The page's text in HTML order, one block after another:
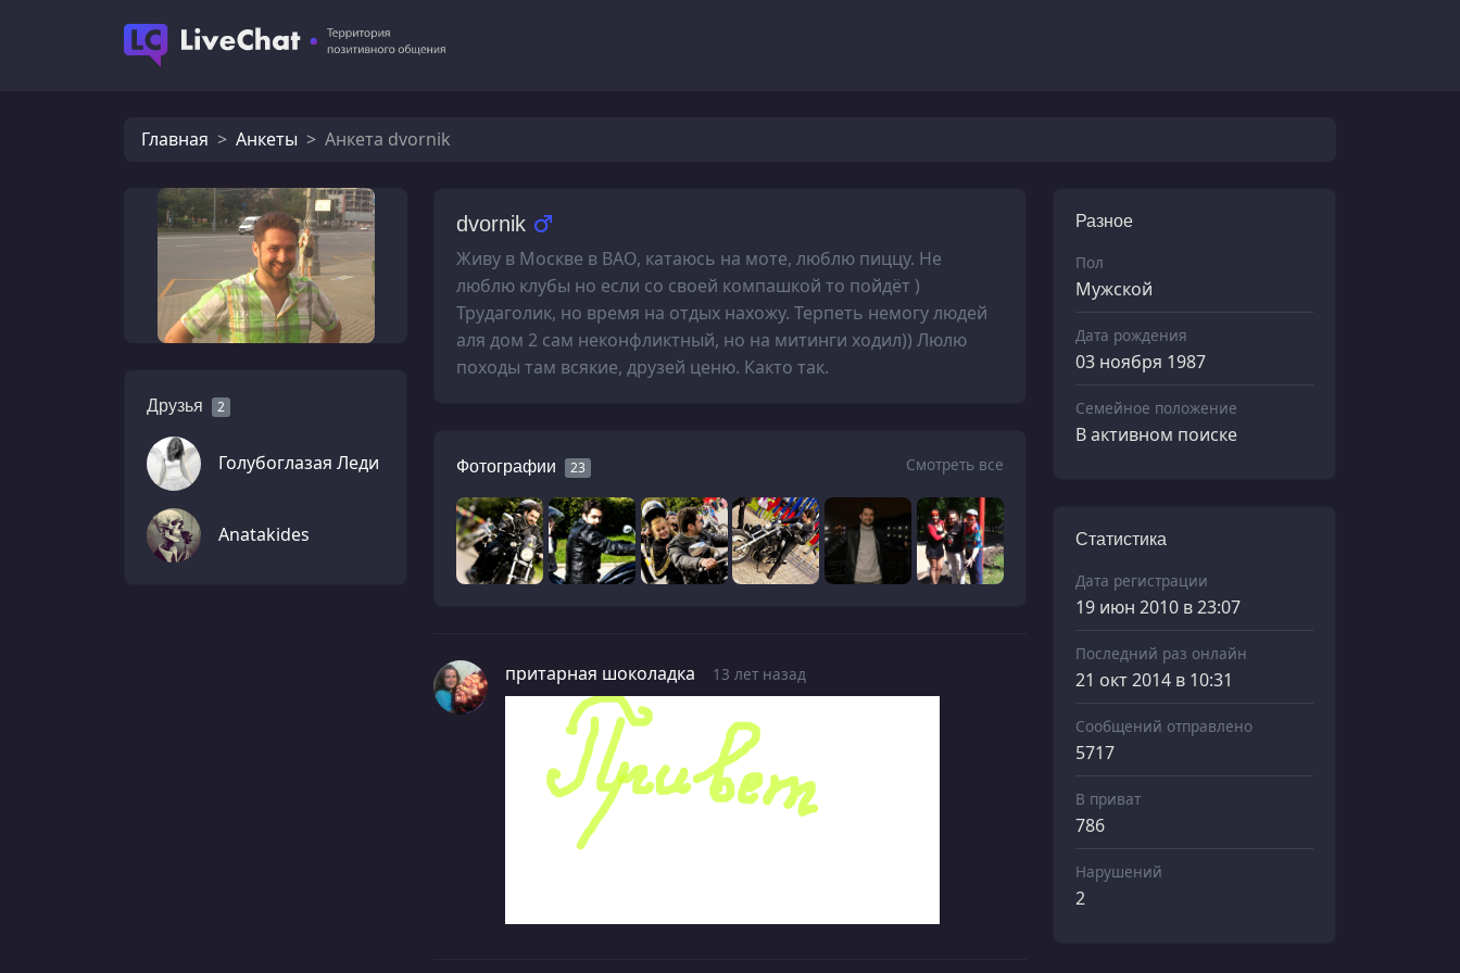
Главная Анкеты Анкета dvornik
Друзья 2
Голубоглазая Леди
Anatakides
dvornik
Живу в Москве в ВАО, катаюсь на моте, люблю пиццу. Не
люблю клубы но если со своей компашкой то пойдёт )
Трудаголик, но время на отдых нахожу. Терпеть немогу людей
аля дом 2 сам неконфликтный, но на митинги ходил)) Люлю
походы там всякие, друзей ценю. Както так.
Фотографии 23 Смотреть все
притарная шоколадка 13 лет назад
Разное
Пол
Мужской
Дата рождения
03 ноября 1987
Семейное положение
В активном поиске
Статистика
Дата регистрации
19 июн 2010 в 23:07
Последний раз онлайн
21 окт 2014 в 10:31
Сообщений отправлено
5717
В приват
786
Нарушений
2